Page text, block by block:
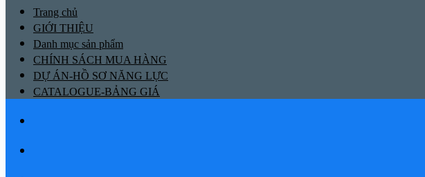
Trang chủ
GIỚI THIỆU
Danh mục sản phẩm
CHÍNH SÁCH MUA HÀNG
DỰ ÁN-HỒ SƠ NĂNG LỰC
CATALOGUE-BẢNG GIÁ